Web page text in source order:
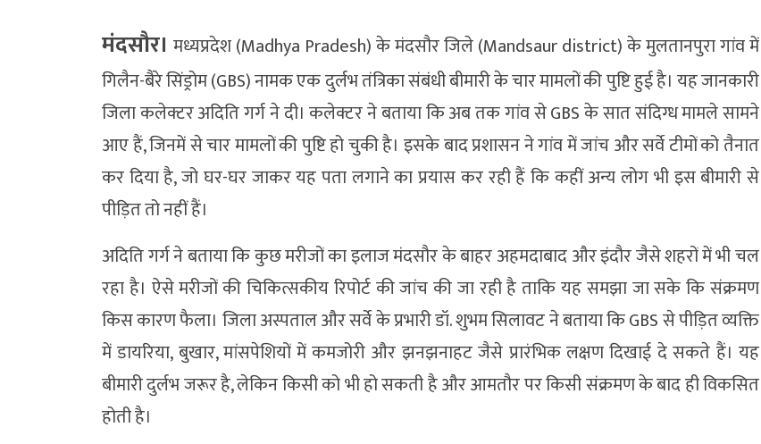
मंदसौर। मध्यप्रदेश (Madhya Pradesh) के मंदसौर जिले (Mandsaur district) के मुलतानपुरा गांव में
गिलैन-बैरे सिंड्रोम (GBS) नामक एक दुर्लभ तंत्रिका संबंधी बीमारी के चार मामलों की पुष्टि हुई है। यह जानकारी
जिला कलेक्टर अदिति गर्ग ने दी। कलेक्टर ने बताया कि अब तक गांव से GBS के सात संदिग्ध मामले सामने
आए हैं, जिनमें से चार मामलों की पुष्टि हो चुकी है। इसके बाद प्रशासन ने गांव में जांच और सर्वे टीमों को तैनात
कर दिया है, जो घर-घर जाकर यह पता लगाने का प्रयास कर रही हैं कि कहीं अन्य लोग भी इस बीमारी से
पीड़ित तो नहीं हैं।
अदिति गर्ग ने बताया कि कुछ मरीजों का इलाज मंदसौर के बाहर अहमदाबाद और इंदौर जैसे शहरों में भी चल
रहा है। ऐसे मरीजों की चिकित्सकीय रिपोर्ट की जांच की जा रही है ताकि यह समझा जा सके कि संक्रमण
किस कारण फैला। जिला अस्पताल और सर्वे के प्रभारी डॉ. शुभम सिलावट ने बताया कि GBS से पीड़ित व्यक्ति
में डायरिया, बुखार, मांसपेशियों में कमजोरी और झनझनाहट जैसे प्रारंभिक लक्षण दिखाई दे सकते हैं। यह
बीमारी दुर्लभ जरूर है, लेकिन किसी को भी हो सकती है और आमतौर पर किसी संक्रमण के बाद ही विकसित
होती है।